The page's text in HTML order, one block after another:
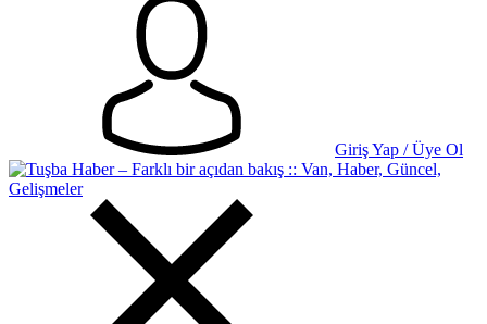
Giriş Yap / Üye Ol